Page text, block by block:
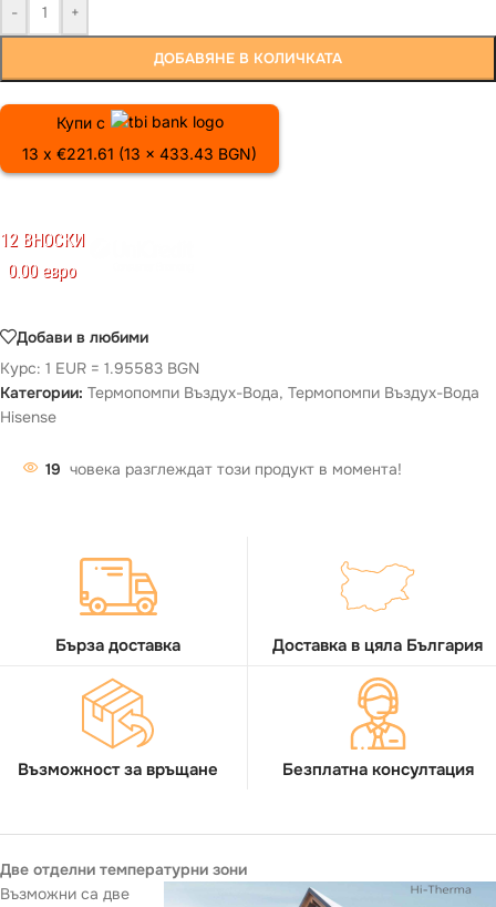
- +
ДОБАВЯНЕ В КОЛИЧКАТА
Купи с
13 x €221.61 (13 x 433.43 BGN)
12 ВНОСКИ
0.00 евро
Добави в любими
Курс: 1 EUR = 1.95583 BGN
Категории: Термопомпи Въздух-Вода, Термопомпи Въздух-Вода
Hisense
19 човека разглеждат този продукт в момента!
Бърза доставка Доставка в цяла България
Възможност за връщане Безплатна консултация
Две отделни температурни зони
Възможни са две